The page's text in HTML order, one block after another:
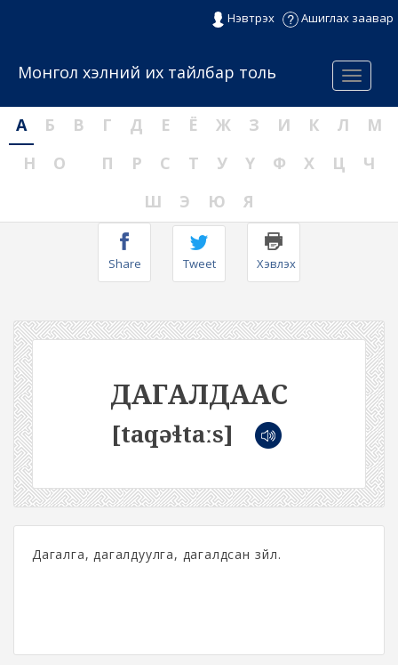
Нэвтрэх Ашиглах заавар
Menu
Монгол хэлний их тайлбар толь
А Б В Г Д Е Ё Ж З И К Л
М
Н
О П Р С Т У Ү Ф Х Ц
Ч
Ш
Э Ю Я
Share Tweet Хэвлэх
ДАГАЛДААС
[taqəɬtaːs]
Дагалга, дагалдуулга, дагалдсан зүйл.